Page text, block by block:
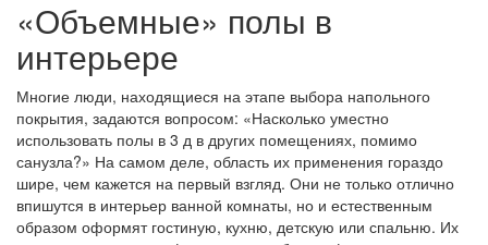
«Объемные» полы в
интерьере
Многие люди, находящиеся на этапе выбора напольного
покрытия, задаются вопросом: «Насколько уместно
использовать полы в 3 д в других помещениях, помимо
санузла?» На самом деле, область их применения гораздо
шире, чем кажется на первый взгляд. Они не только отлично
впишутся в интерьер ванной комнаты, но и естественным
образом оформят гостиную, кухню, детскую или спальню. Их